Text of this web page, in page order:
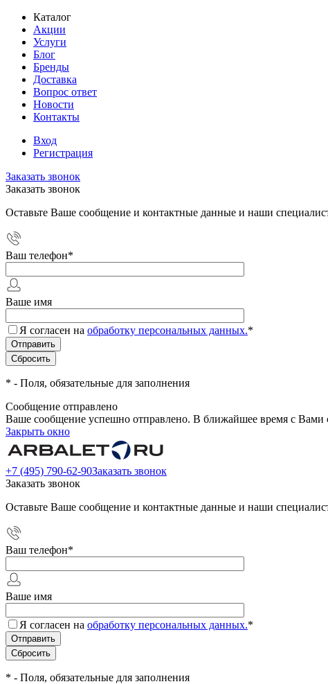
Каталог
Акции
Услуги
Блог
Бренды
Доставка
Вопрос ответ
Новости
Контакты
Вход
Регистрация
Заказать звонок
Заказать звонок
Оставьте Ваше сообщение и контактные данные и наши
Ваш телефон*
Ваше имя
Я согласен на обработку персональных данных.*
* - Поля, обязательные для заполнения
Сообщение отправлено
Ваше сообщение успешно отправлено. В ближайшее время с Вами
Закрыть окно
+7 (495) 790-62-90Заказать звонок
Заказать звонок
Оставьте Ваше сообщение и контактные данные и наши
Ваш телефон*
Ваше имя
Я согласен на обработку персональных данных.*
* - Поля, обязательные для заполнения